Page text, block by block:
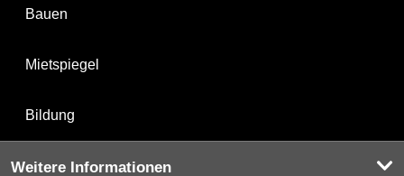
Bauen
Mietspiegel
Bildung
Weitere Informationen